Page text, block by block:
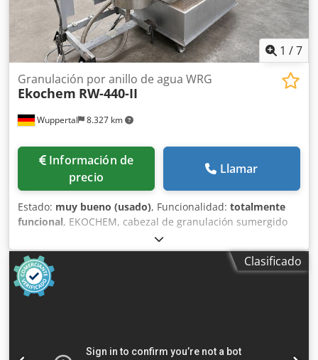
1 /7
Wuppertal 8.327 km
Granulación por anillo de agua WRG
Ekochem RW-440-II
Información de
precio
Llamar
Estado: muy bueno (usado), Funcionalidad: totalmente
funcional, EKOCHEM, cabezal de granulación sumergido
RW-440-II - Granulación por anillo de agua - GRA El
EKOCHEM RW-440-II es un cabezal de granulación
sumergido de alto rendimiento para el procesamiento de
una amplia variedad de materiales poliméricos. Su
construcción robusta, la presión neumática de las
granulado ya está instalada junto con el sistema de
Clasificado